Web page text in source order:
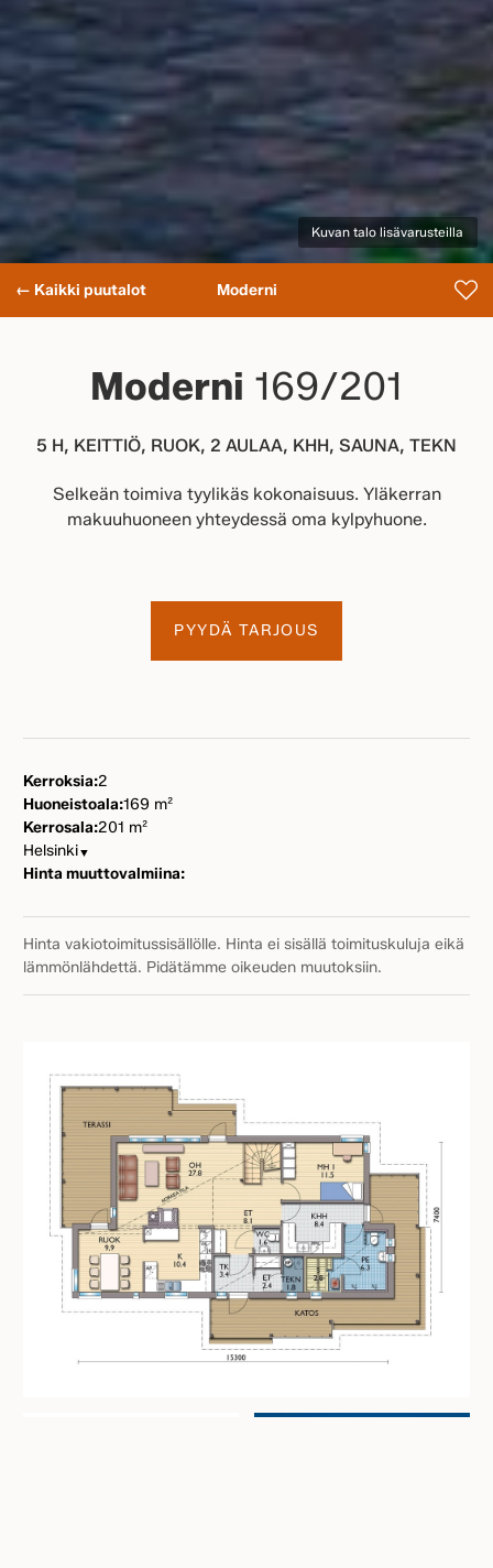
Kuvan talo lisävarusteilla
← Kaikki puutalot Moderni
Moderni 169/201
5 H, KEITTIÖ, RUOK, 2 AULAA, KHH, SAUNA, TEKN
Selkeän toimiva tyylikäs kokonaisuus. Yläkerran
makuuhuoneen yhteydessä oma kylpyhuone.
PYYDÄ TARJOUS
Kerroksia:2
Huoneistoala:169 m²
Kerrosala:201 m²
Helsinki▼
Hinta muuttovalmiina:
Hinta vakiotoimitussisällölle. Hinta ei sisällä toimituskuluja eikä
lämmönlähdettä. Pidätämme oikeuden muutoksiin.